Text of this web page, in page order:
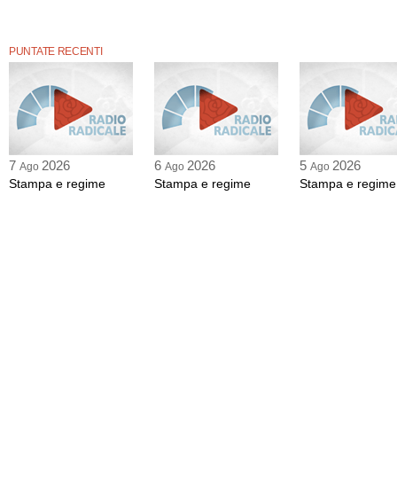
PUNTATE RECENTI
7 Ago 2026
Stampa e regime
6 Ago 2026
Stampa e regime
5 Ago 2026
Stampa e regime